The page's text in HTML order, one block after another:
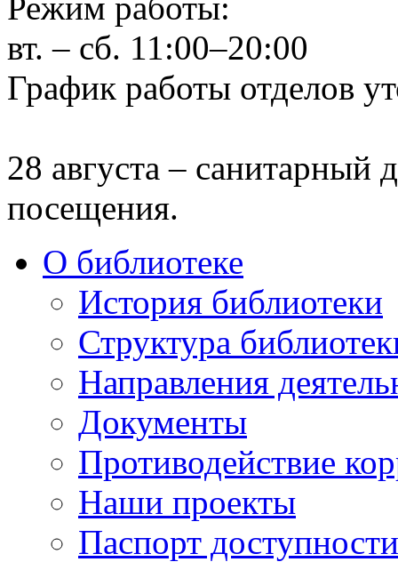
вт. – сб. 11:00–20:00
График работы отделов
28 августа – санитарный
посещения.
О библиотеке
История библиотеки
Структура
Направления
Документы
Противодействие
Наши проекты
Паспорт доступности